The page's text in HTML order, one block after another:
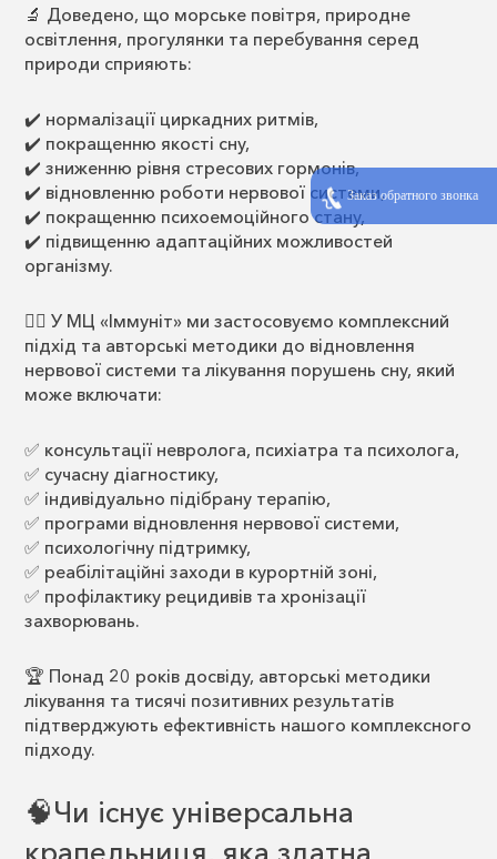
Заказ обратного звонка
🔬 Доведено, що морське повітря, природне
освітлення, прогулянки та перебування серед
природи сприяють:
✔️ нормалізації циркадних ритмів,
✔️ покращенню якості сну,
✔️ зниженню рівня стресових гормонів,
✔️ відновленню роботи нервової системи,
✔️ покращенню психоемоційного стану,
✔️ підвищенню адаптаційних можливостей
організму.
👩‍⚕️ У МЦ «Іммуніт» ми застосовуємо комплексний
підхід та авторські методики до відновлення
нервової системи та лікування порушень сну, який
може включати:
✅ консультації невролога, психіатра та психолога,
✅ сучасну діагностику,
✅ індивідуально підібрану терапію,
✅ програми відновлення нервової системи,
✅ психологічну підтримку,
✅ реабілітаційні заходи в курортній зоні,
✅ профілактику рецидивів та хронізації
захворювань.
🏆 Понад 20 років досвіду, авторські методики
лікування та тисячі позитивних результатів
підтверджують ефективність нашого комплексного
підходу.
🧠Чи існує універсальна